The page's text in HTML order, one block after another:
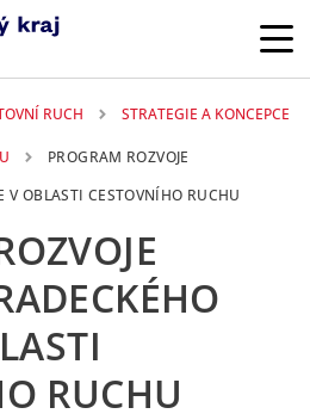
RUCH STRATEGIE A KONCEPCE
PROGRAM ROZVOJE
V OBLASTI CESTOVNÍHO RUCHU
RUCHU